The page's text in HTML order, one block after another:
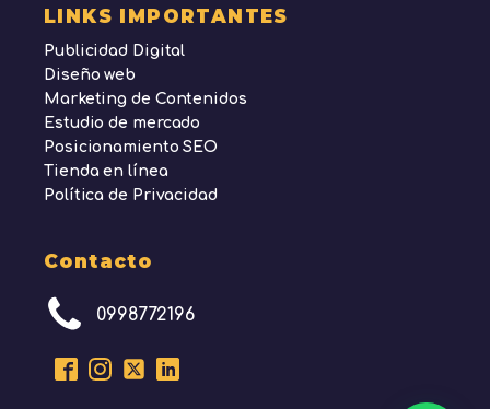
LINKS IMPORTANTES
Publicidad Digital
Diseño web
Marketing de Contenidos
Estudio de mercado
Posicionamiento SEO
Tienda en línea
Política de Privacidad
Contacto
0998772196